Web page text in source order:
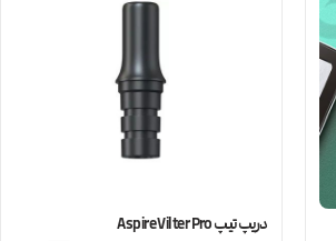
دریپ تیپ Aspire Vilter Pro